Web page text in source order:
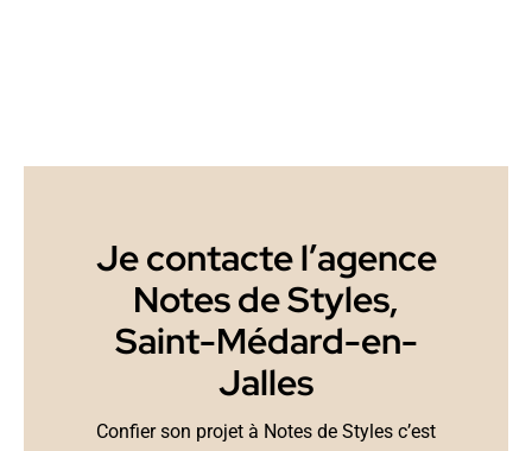
Je contacte l’agence
Notes de Styles,
Saint-Médard-en-
Jalles
Confier son projet à Notes de Styles c’est